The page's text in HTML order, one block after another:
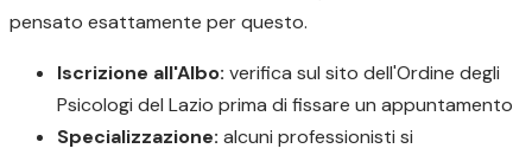
pensato esattamente per questo.
Iscrizione all'Albo: verifica sul sito dell'Ordine degli
Psicologi del Lazio prima di fissare un appuntamento
Specializzazione: alcuni professionisti si